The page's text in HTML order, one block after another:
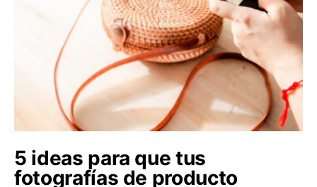
5 ideas para que tus
fotografías de producto